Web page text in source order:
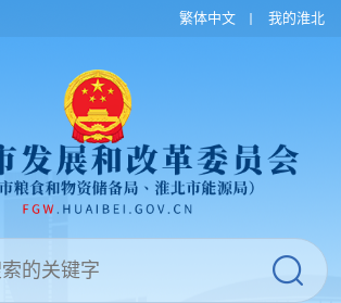
繁体中文 我的淮北